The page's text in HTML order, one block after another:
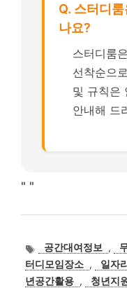
Q. 스터디
나요?
스터디룸
선착순으
및 규칙은
안내해 드
" "
태
그
공간대여정보 ,
터디모임장소 , 일자
년공간활용 , 청년지